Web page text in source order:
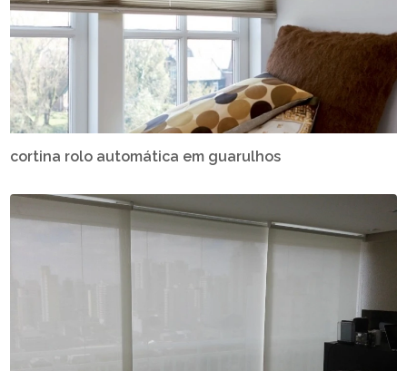
cortina rolo automática em guarulhos